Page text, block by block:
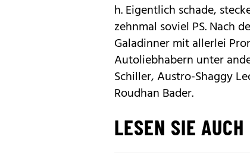
h. Eigentlich schade,
zehnmal soviel PS. Nach
Galadinner mit allerlei
Autoliebhabern unter
Schiller, Austro-Shaggy
Roudhan Bader.
LESEN SIE AUCH